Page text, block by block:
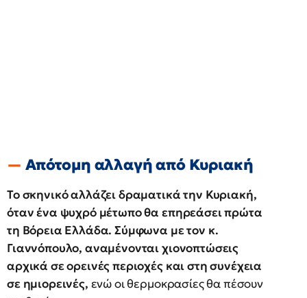
Απότομη αλλαγή από Κυριακή
Το σκηνικό αλλάζει δραματικά την Κυριακή,
όταν ένα ψυχρό μέτωπο θα επηρεάσει πρώτα
τη Βόρεια Ελλάδα. Σύμφωνα με τον κ.
Γιαννόπουλο, αναμένονται χιονοπτώσεις
αρχικά σε ορεινές περιοχές και στη συνέχεια
σε ημιορεινές, ενώ οι θερμοκρασίες θα πέσουν